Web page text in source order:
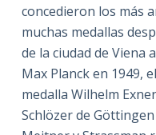
concedieron los más
muchas medallas
de la ciudad de Viena
Max Planck en 1949,
medalla Wilhelm
Schlözer de